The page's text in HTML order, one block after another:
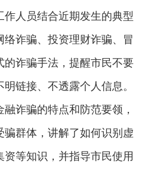
人员结合近期发生的典型
诈骗、投资理财诈骗、冒
诈骗手法，提醒市民不要
链接、不透露个人信息。
诈骗的特点和防范要领，
群体，讲解了如何识别虚
等知识，并指导市民使用